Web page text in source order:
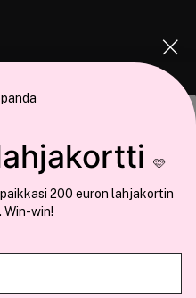
evästeitä
ja mainosten
tukemiseen ja
yhdistää näitä tietoja muihin
🩷
200 euron lahjakortin
Win-win!